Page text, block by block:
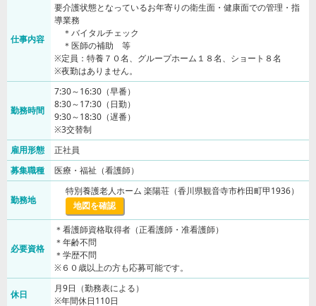
仕事内容
要介護状態となっているお年寄りの衛生面・健康面での管理・指
導業務
＊バイタルチェック
＊医師の補助 等
※定員：特養７０名、グループホーム１８名、ショート８名
※夜勤はありません。
勤務時間
7:30～16:30（早番）
8:30～17:30（日勤）
9:30～18:30（遅番）
※3交替制
雇用形態
正社員
募集職種
医療・福祉（看護師）
勤務地
特別養護老人ホーム 楽陽荘（香川県観音寺市柞田町甲1936）
地図を確認
必要資格
＊看護師資格取得者（正看護師・准看護師）
＊年齢不問
＊学歴不問
※６０歳以上の方も応募可能です。
休日
月9日（勤務表による）
※年間休日110日